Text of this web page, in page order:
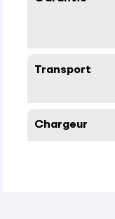
Transport
Chargeur